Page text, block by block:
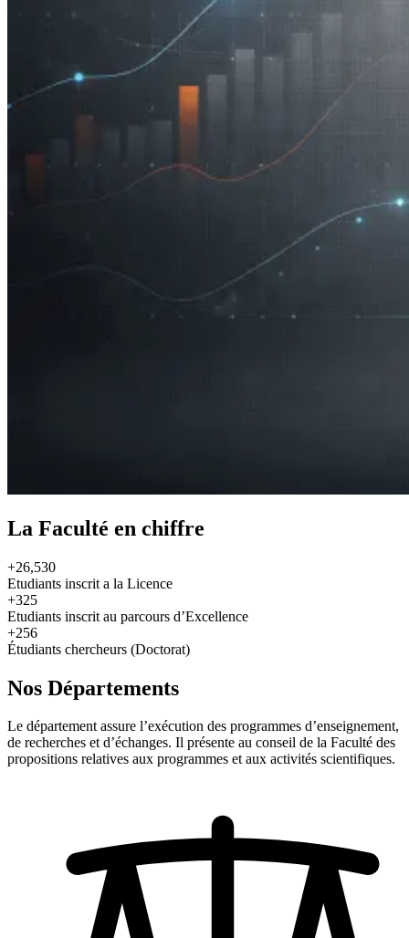
La Faculté en chiffre
+26,530
Etudiants inscrit a la Licence
+325
Etudiants inscrit au parcours d’Excellence
+256
Étudiants chercheurs (Doctorat)
Nos Départements
Le département assure l’exécution des programmes d’enseignement,
de recherches et d’échanges. Il présente au conseil de la Faculté des
propositions relatives aux programmes et aux activités scientifiques.